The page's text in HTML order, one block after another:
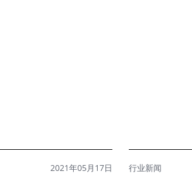
2021年05月17日 行业新闻